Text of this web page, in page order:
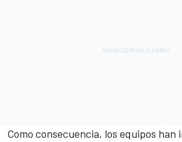
Como consecuencia, los equipos han